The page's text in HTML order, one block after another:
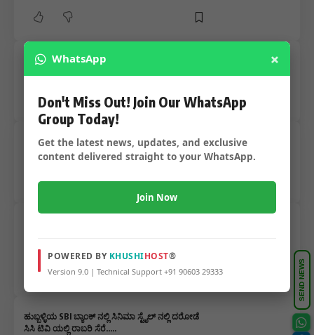
ಆಗಸ್ಟ್ ತಿಂಗಳಲ್ಲಿ 13 ದಿನಗಳ ಬ್ಯಾಂಕ್ ರಜೆ ಬ್ಯಾಂಕಿಂಗ್
ಶಿಕ್ಷಕರ ಮತದಾರರ ಪಟ್ಟಿಯಲ್ಲಿ ಕಾರ್ಖಾನೆ ನೌಕರರು, ಬ್ಯಾಂಕ್
ಸಿಬ್ಬಂದಿ – ಚುನಾವಣೆ ಸಮಯ ದಲ್ಲಿ ಎಡವಟ್ಟು ಬಯಲು…..
ರೂಪಾಯಿ ದುರ್ಬಳಕೆ…..
ಹುಬ್ಬಳ್ಳಿಯ SBI ಬ್ಯಾಂಕ್ ನಲ್ಲಿ ಸಿನಿಮಾ ಸ್ಟೈಲ್ ನಲ್ಲಿ ದರೋಡೆ
ಸಿಸಿ ಟಿವಿ ಯಲ್ಲಿ ರಾಬರಿ ಸೆರೆ…..
SEND NEWS
WhatsApp ×
Don't Miss Out! Join Our WhatsApp
Group Today!
Get the latest news, updates, and exclusive
content delivered straight to your WhatsApp.
Join Now
POWERED BY KHUSHIHOST®
Version 9.0 | Technical Support +91 90603 29333